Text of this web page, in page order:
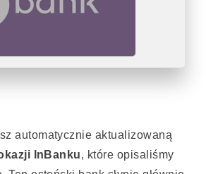
automatycznie aktualizowaną
InBanku, które opisaliśmy